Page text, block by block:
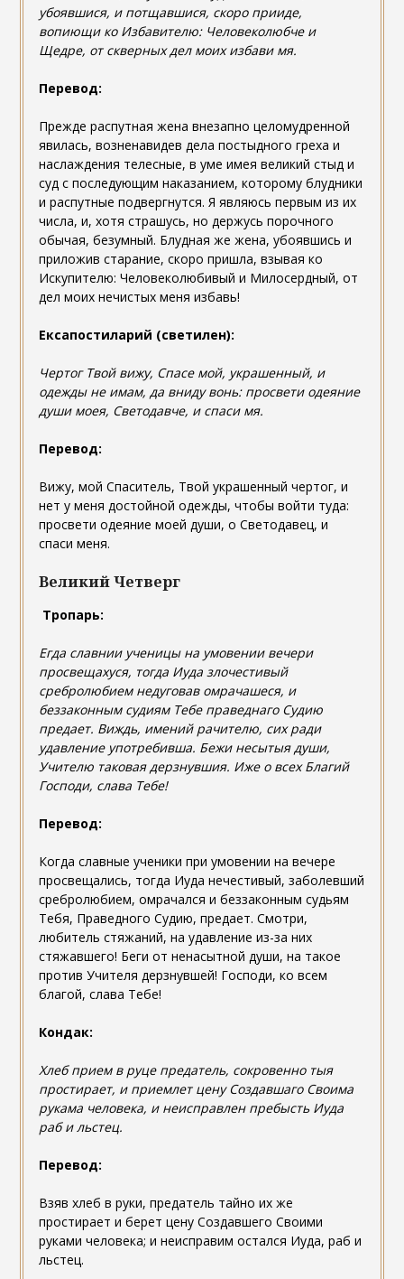
убоявшися, и потщавшися, скоро прииде,
вопиющи ко Избавителю: Человеколюбче и
Щедре, от скверных дел моих избави мя.
Перевод:
Прежде распутная жена внезапно целомудренной
явилась, возненавидев дела постыдного греха и
наслаждения телесные, в уме имея великий стыд и
суд с последующим наказанием, которому блудники
и распутные подвергнутся. Я являюсь первым из их
числа, и, хотя страшусь, но держусь порочного
обычая, безумный. Блудная же жена, убоявшись и
приложив старание, скоро пришла, взывая ко
Искупителю: Человеколюбивый и Милосердный, от
дел моих нечистых меня избавь!
Ексапостиларий (светилен):
Чертог Твой вижу, Спасе мой, украшенный, и
одежды не имам, да вниду вонь: просвети одеяние
души моея, Светодавче, и спаси мя.
Перевод:
Вижу, мой Спаситель, Твой украшенный чертог, и
нет у меня достойной одежды, чтобы войти туда:
просвети одеяние моей души, о Светодавец, и
спаси меня.
Великий Четверг
Тропарь:
Егда славнии ученицы на умовении вечери
просвещахуся, тогда Иуда злочестивый
сребролюбием недуговав омрачашеся, и
беззаконным судиям Тебе праведнаго Судию
предает. Виждь, имений рачителю, сих ради
удавление употребивша. Бежи несытыя души,
Учителю таковая дерзнувшия. Иже о всех Благий
Господи, слава Тебе!
Перевод:
Когда славные ученики при умовении на вечере
просвещались, тогда Иуда нечестивый, заболевший
сребролюбием, омрачался и беззаконным судьям
Тебя, Праведного Судию, предает. Смотри,
любитель стяжаний, на удавление из-за них
стяжавшего! Беги от ненасытной души, на такое
против Учителя дерзнувшей! Господи, ко всем
благой, слава Тебе!
Кондак:
Хлеб прием в руце предатель, сокровенно тыя
простирает, и приемлет цену Создавшаго Своима
рукама человека, и неисправлен пребысть Иуда
раб и льстец.
Перевод:
Взяв хлеб в руки, предатель тайно их же
простирает и берет цену Создавшего Своими
руками человека; и неисправим остался Иуда, раб и
льстец.